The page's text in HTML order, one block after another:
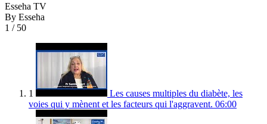
Esseha TV
By Esseha
1 / 50
1
Les causes multiples du diabète, les
voies qui y mènent et les facteurs qui l'aggravent. 06:00